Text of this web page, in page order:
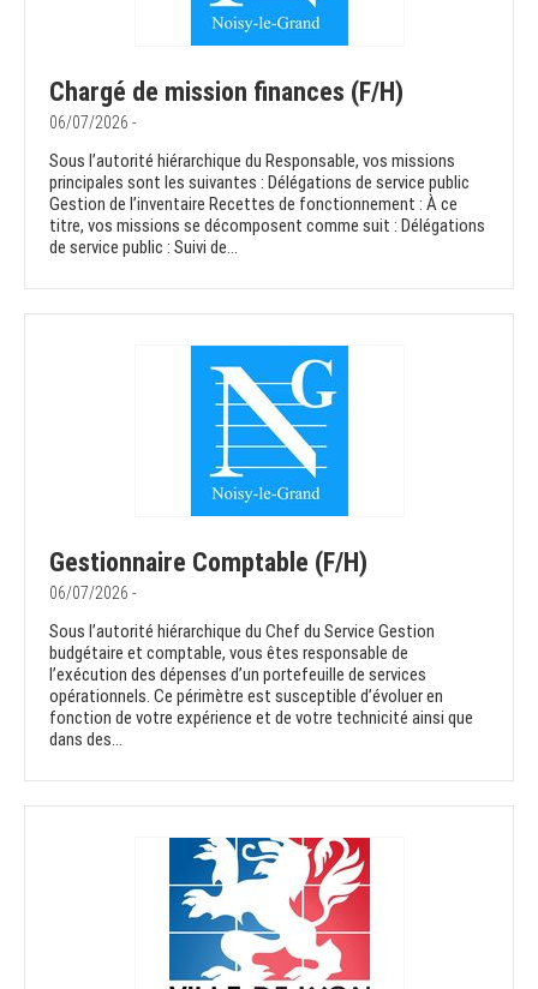
Chargé de mission finances (F/H)
06/07/2026 -
Sous l’autorité hiérarchique du Responsable, vos missions
principales sont les suivantes : Délégations de service public
Gestion de l’inventaire Recettes de fonctionnement : À ce
titre, vos missions se décomposent comme suit : Délégations
de service public : Suivi de...
Gestionnaire Comptable (F/H)
06/07/2026 -
Sous l’autorité hiérarchique du Chef du Service Gestion
budgétaire et comptable, vous êtes responsable de
l’exécution des dépenses d’un portefeuille de services
opérationnels. Ce périmètre est susceptible d’évoluer en
fonction de votre expérience et de votre technicité ainsi que
dans des...